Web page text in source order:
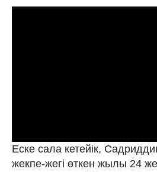
Еске сала кетейік,
жекпе-жегі өткен жылы 24